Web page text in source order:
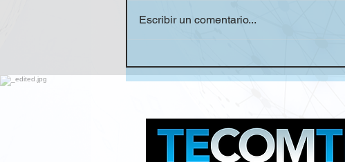
RECIBE PREMIO
DESTACADO EN VENTA
GLOBAL
Escribir un comentario...